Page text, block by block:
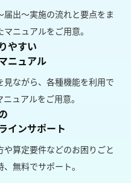
届出～実施の流れと要点をま
マニュアルをご用意。
やすい
ニュアル
見ながら、各種機能を利用で
ニュアルをご用意。
インサポート
や算定要件などのお困りごと
、無料でサポート。